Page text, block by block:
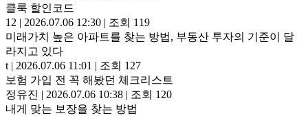
클룩 할인코드
12 | 2026.07.06 12:30 | 조회 119
미래가치 높은 아파트를 찾는 방법, 부동산 투자의 기준이 달
라지고 있다
t | 2026.07.06 11:01 | 조회 127
보험 가입 전 꼭 해봤던 체크리스트
정유진 | 2026.07.06 10:38 | 조회 120
내게 맞는 보장을 찾는 방법